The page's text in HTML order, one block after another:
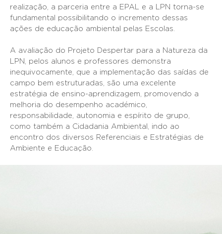
realização, a parceria entre a EPAL e a LPN torna-se
fundamental possibilitando o incremento dessas
ações de educação ambiental pelas Escolas.
A avaliação do Projeto Despertar para a Natureza da
LPN, pelos alunos e professores demonstra
inequivocamente, que a implementação das saídas de
campo bem estruturadas, são uma excelente
estratégia de ensino-aprendizagem, promovendo a
melhoria do desempenho académico,
responsabilidade, autonomia e espírito de grupo,
como também a Cidadania Ambiental, indo ao
encontro dos diversos Referenciais e Estratégias de
Ambiente e Educação.